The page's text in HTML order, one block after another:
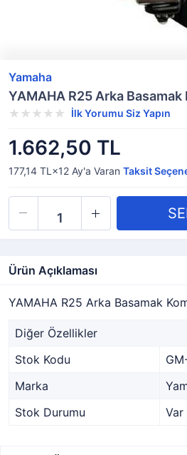
Yamaha
YAMAHA R25 Arka
İlk Yorumu Siz Yapın
1.662,50 TL
177,14 TL×12 Ay'a Varan Taksit
Ürün Açıklaması
YAMAHA R25 Arka Basamak
Diğer Özellikler
Stok Kodu
Marka
Stok Durumu
Var